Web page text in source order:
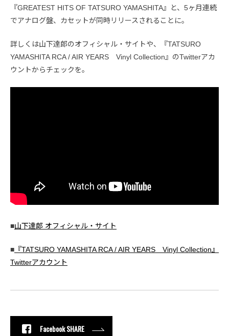
『GREATEST HITS OF TATSURO YAMASHITA』と、5ヶ月連続
でアナログ盤、カセットが同時リリースされることに。
詳しくは山下達郎のオフィシャル・サイトや、『TATSURO
YAMASHITA RCA / AIR YEARS Vinyl Collection』のTwitterアカ
ウントからチェックを。
■山下達郎 オフィシャル・サイト
■ 『TATSURO YAMASHITA RCA / AIR YEARS Vinyl Collection』
Twitterアカウント
Facebook SHARE